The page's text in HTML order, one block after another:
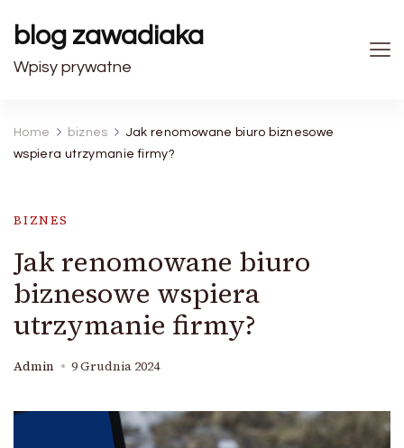
blog zawadiaka
Wpisy prywatne
Home biznes
Jak renomowane biuro biznesowe
wspiera utrzymanie firmy?
BIZNES
Jak renomowane biuro
biznesowe wspiera
utrzymanie firmy?
Admin 9 Grudnia 2024